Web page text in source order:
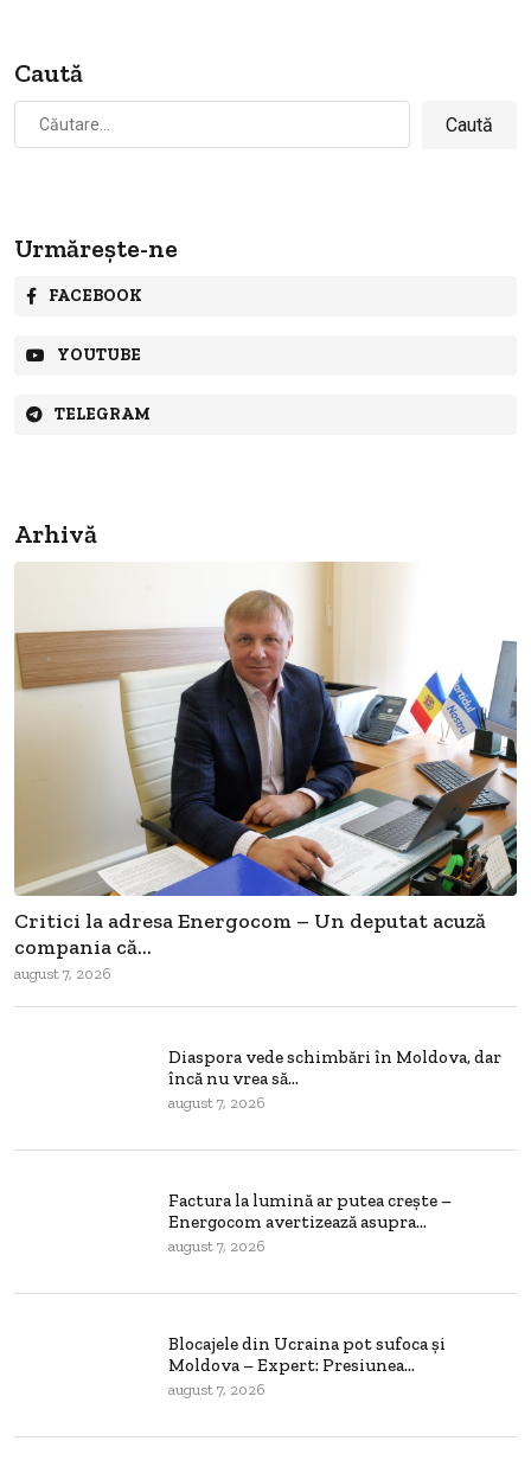
Caută
după:
Urmărește-ne
FACEBOOK
YOUTUBE
TELEGRAM
Arhivă
Critici la adresa Energocom – Un deputat acuză
compania că...
august 7, 2026
Diaspora vede schimbări în Moldova, dar
încă nu vrea să...
august 7, 2026
Factura la lumină ar putea crește –
Energocom avertizează asupra...
august 7, 2026
Blocajele din Ucraina pot sufoca și
Moldova – Expert: Presiunea...
august 7, 2026